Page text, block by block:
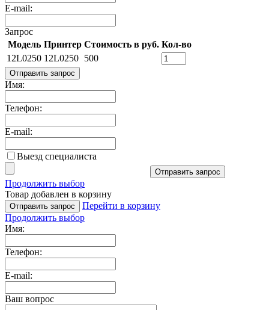
E-mail:
Запрос
Модель Принтер Стоимость в руб. Кол-во
12L0250 12L0250 500
Отправить запрос
Имя:
Телефон:
E-mail:
Выезд специалиста
Отправить запрос
Продолжить выбор
Товар добавлен в корзину
Отправить запрос
Перейти в корзину
Продолжить выбор
Имя:
Телефон:
E-mail:
Ваш вопрос